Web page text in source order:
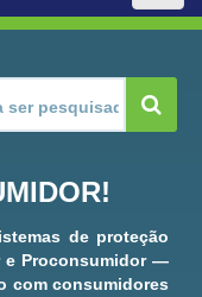
de proteção
Proconsumidor —
com consumidores